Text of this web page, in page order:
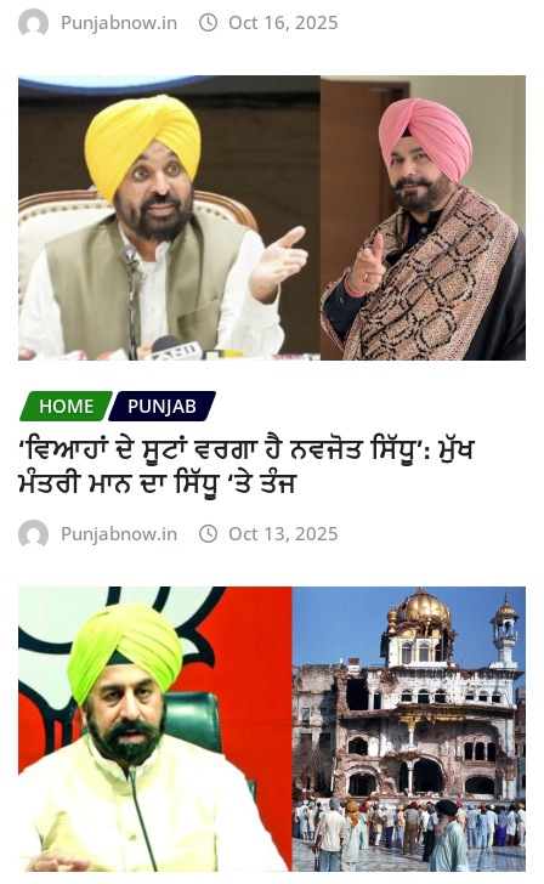
Punjabnow.in Oct 16, 2025
HOME PUNJAB
‘ਵਿਆਹਾਂ ਦੇ ਸੂਟਾਂ ਵਰਗਾ ਹੈ ਨਵਜੋਤ ਸਿੱਧੂ’: ਮੁੱਖ
ਮੰਤਰੀ ਮਾਨ ਦਾ ਸਿੱਧੂ ‘ਤੇ ਤੰਜ
Punjabnow.in Oct 13, 2025